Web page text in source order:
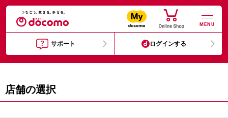
MENU
サポート ログインする
店舗の選択